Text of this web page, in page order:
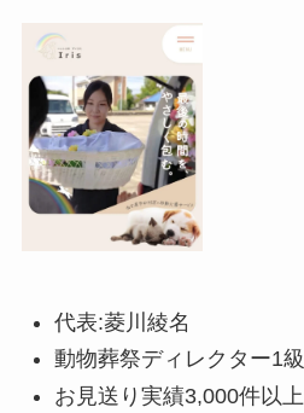
代表:菱川綾名
動物葬祭ディレクター1級
お見送り実績3,000件以上